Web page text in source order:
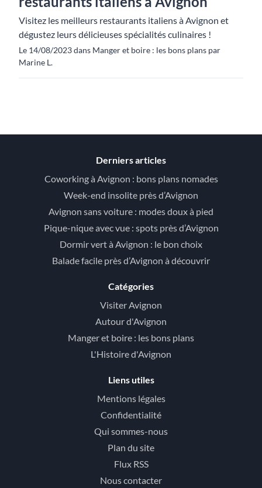
Visitez les meilleurs restaurants italiens à Avignon et
dégustez leurs délicieuses spécialités culinaires !
Le 14/08/2023 dans Manger et boire : les bons plans par
Marine L.
Derniers articles
Coworking à Avignon : bons plans nomades
Week-end insolite près d’Avignon
Avignon sans voiture : modes doux à pied
Pique-nique avec vue : spots près d’Avignon
Dormir vert à Avignon : le bon choix
Balade facile près d’Avignon à découvrir
Catégories
Visiter Avignon
Autour d'Avignon
Manger et boire : les bons plans
L'Histoire d'Avignon
Liens utiles
Mentions légales
Confidentialité
Qui sommes-nous
Plan du site
Flux RSS
Nous contacter